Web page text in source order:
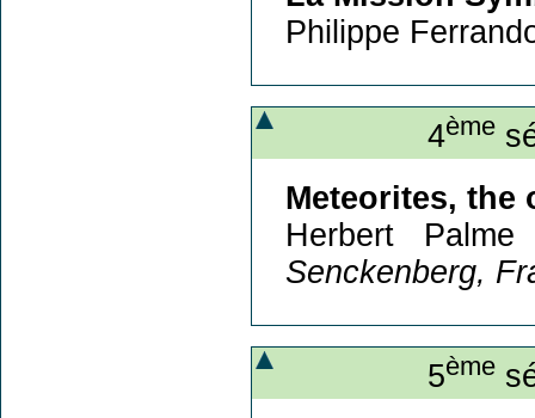
Philippe
4ème
Meteorites, the
Herbert
Senckenberg,
5ème